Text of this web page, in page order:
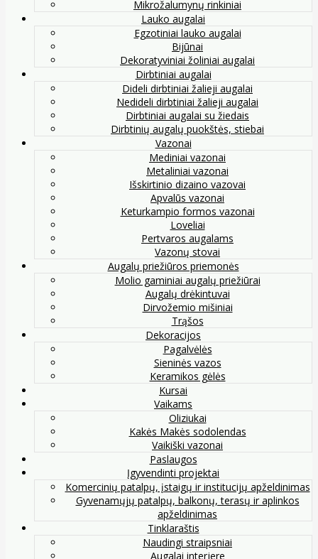
Mikrožalumynų rinkiniai
Lauko augalai
Egzotiniai lauko augalai
Bijūnai
Dekoratyviniai žoliniai augalai
Dirbtiniai augalai
Dideli dirbtiniai žalieji augalai
Nedideli dirbtiniai žalieji augalai
Dirbtiniai augalai su žiedais
Dirbtinių augalų puokštės, stiebai
Vazonai
Mediniai vazonai
Metaliniai vazonai
Išskirtinio dizaino vazovai
Apvalūs vazonai
Keturkampio formos vazonai
Loveliai
Pertvaros augalams
Vazonų stovai
Augalų priežiūros priemonės
Molio gaminiai augalų priežiūrai
Augalų drėkintuvai
Dirvožemio mišiniai
Trąšos
Dekoracijos
Pagalvėlės
Sieninės vazos
Keramikos gėlės
Kursai
Vaikams
Oliziukai
Kakės Makės sodolendas
Vaikiški vazonai
Paslaugos
Įgyvendinti projektai
Komercinių patalpų, įstaigų ir institucijų apželdinimas
Gyvenamųjų patalpų, balkonų, terasų ir aplinkos
apželdinimas
Tinklaraštis
Naudingi straipsniai
Augalai interjere